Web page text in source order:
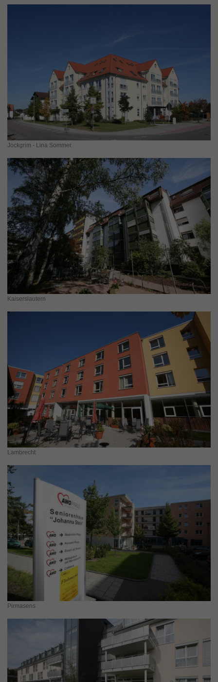
Jockgrim - Lina Sommer
Kaiserslautern
Lambrecht
Pirmasens